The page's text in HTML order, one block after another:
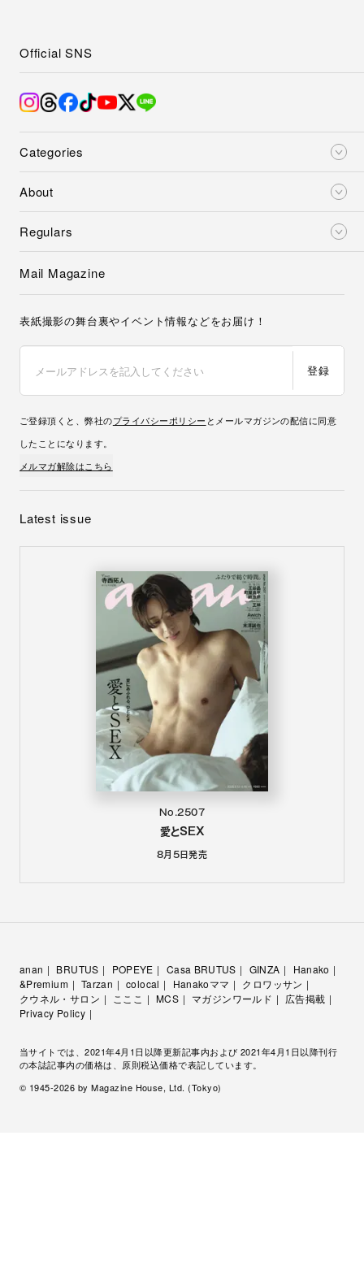
Categories
About
Regulars
Official SNS
Mail Magazine
表紙撮影の舞台裏やイベント情報などをお届け！
登録
ご登録頂くと、弊社のプライバシーポリシー とメールマガジンの配信に同意
したことになります。
メルマガ解除はこちら
Latest issue
No.2507
愛とSEX
8月5日発売
anan BRUTUS POPEYE Casa BRUTUS GINZA
Hanako
&Premium
Tarzan colocal Hanakoママ
クロワッサン
クウネル・サロン
こここ MCS マガジンワールド
広告掲載
Privacy Policy
当サイトでは、2021年4月1日以降更新記事内および 2021年4月1日以降刊行
の本誌記事内の価格は、原則税込価格で表記しています。
© 1945-2026 by Magazine House, Ltd. (Tokyo)